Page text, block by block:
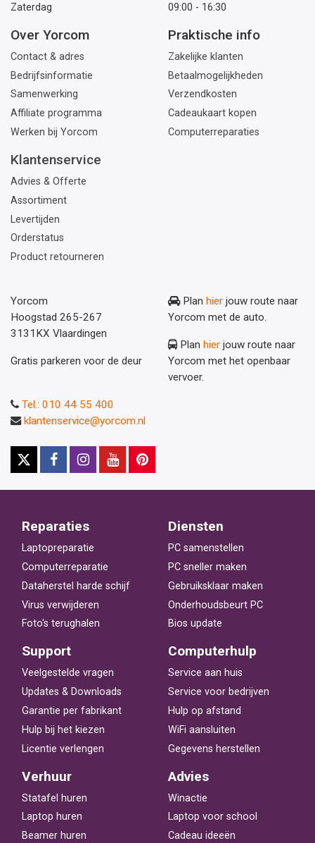
Zaterdag
09:00 - 16:30
Over Yorcom
Contact & adres
Bedrijfsinformatie
Samenwerking
Affiliate programma
Werken bij Yorcom
Praktische info
Zakelijke klanten
Betaalmogelijkheden
Verzendkosten
Cadeaukaart kopen
Computerreparaties
Klantenservice
Advies & Offerte
Assortiment
Levertijden
Orderstatus
Product retourneren
Yorcom
Hoogstad 265-267
3131KX Vlaardingen
Gratis parkeren voor de deur
Plan hier jouw route naar
Yorcom met de auto.
Plan hier jouw route naar
Yorcom met het openbaar
vervoer.
Tel.: 010 44 55 400
klantenservice@yorcom.nl
Reparaties
Laptopreparatie
Computerreparatie
Dataherstel harde schijf
Virus verwijderen
Foto's terughalen
Diensten
PC samenstellen
PC sneller maken
Gebruiksklaar maken
Onderhoudsbeurt PC
Bios update
Support
Veelgestelde vragen
Updates & Downloads
Garantie per fabrikant
Hulp bij het kiezen
Licentie verlengen
Computerhulp
Service aan huis
Service voor bedrijven
Hulp op afstand
WiFi aansluiten
Gegevens herstellen
Verhuur
Statafel huren
Laptop huren
Beamer huren
Advies
Winactie
Laptop voor school
Cadeau ideeën